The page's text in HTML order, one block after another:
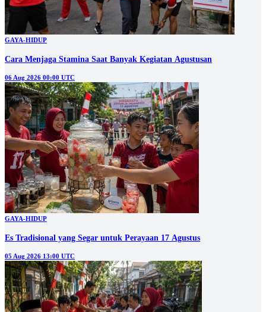
GAYA-HIDUP
Cara Menjaga Stamina Saat Banyak Kegiatan Agustusan
06 Aug 2026 00:00 UTC
GAYA-HIDUP
Es Tradisional yang Segar untuk Perayaan 17 Agustus
05 Aug 2026 13:00 UTC